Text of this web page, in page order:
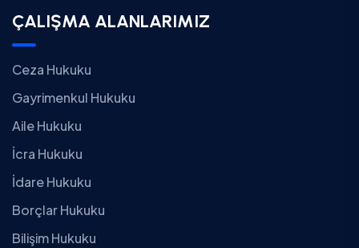
ÇALIŞMA ALANLARIMIZ
Ceza Hukuku
Gayrimenkul Hukuku
Aile Hukuku
İcra Hukuku
İdare Hukuku
Borçlar Hukuku
Bilişim Hukuku